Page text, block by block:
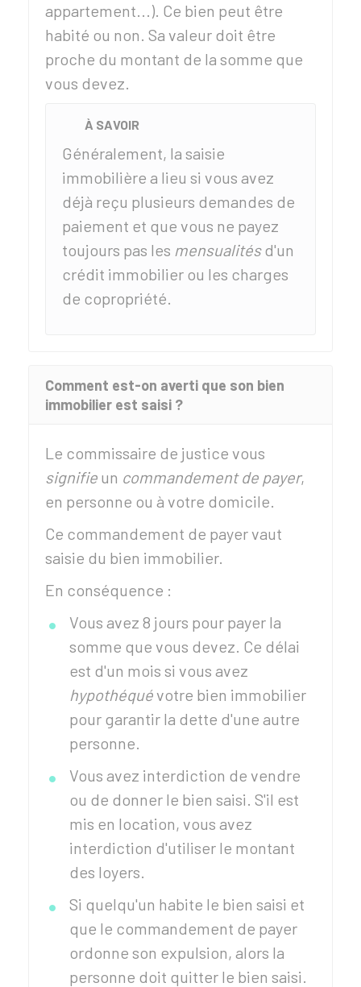
appartement...). Ce bien peut être
habité ou non. Sa valeur doit être
proche du montant de la somme que
vous devez.
À SAVOIR
Généralement, la saisie
immobilière a lieu si vous avez
déjà reçu plusieurs demandes de
paiement et que vous ne payez
toujours pas les mensualitésd'un
crédit immobilier ou les charges
de copropriété.
Comment est-on averti que son bien
immobilier est saisi ?
Le commissaire de justice vous
signifie un commandement de payer,
en personne ou à votre domicile.
Ce commandement de payer vaut
saisie du bien immobilier.
En conséquence :
Vous avez 8 jours pour payer la
somme que vous devez. Ce délai
est d'un mois si vous avez
hypothéquévotre bien immobilier
pour garantir la dette d'une autre
personne.
Vous avez interdiction de vendre
ou de donner le bien saisi. S'il est
mis en location, vous avez
interdiction d'utiliser le montant
des loyers.
Si quelqu'un habite le bien saisi et
que le commandement de payer
ordonne son expulsion, alors la
personne doit quitter le bien saisi.